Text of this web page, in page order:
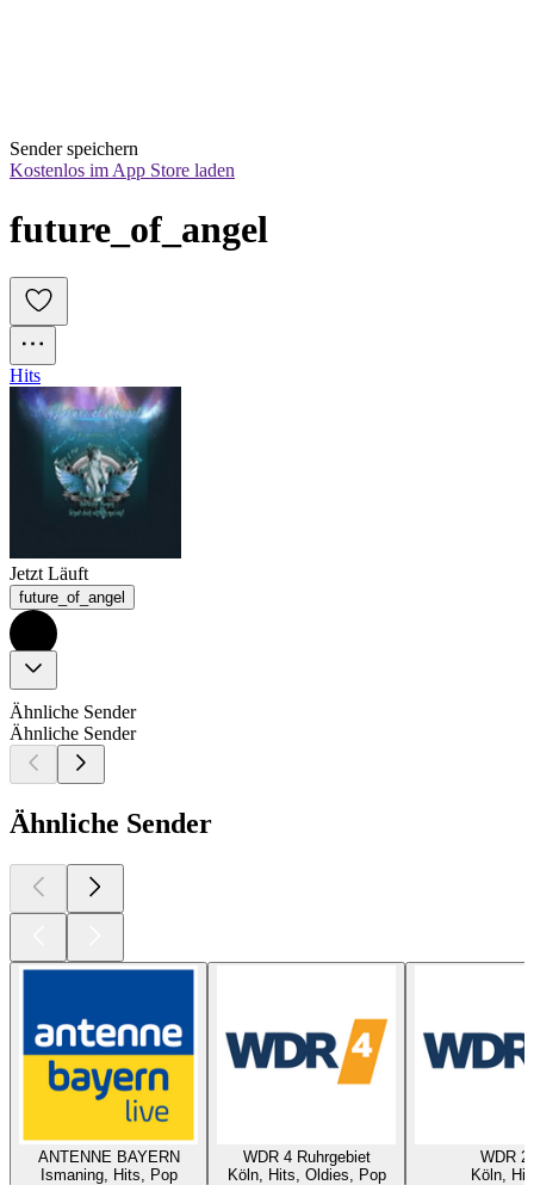
Sender speichern
Kostenlos im App Store laden
future_of_angel
Hits
Jetzt Läuft
future_of_angel
Ähnliche Sender
Ähnliche Sender
Ähnliche Sender
ANTENNE BAYERN
Ismaning, Hits, Pop
WDR 4 Ruhrgebiet
Köln, Hits, Oldies, Pop
WDR 2
Köln,